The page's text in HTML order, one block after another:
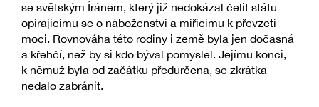
se světským Íránem, který již nedokázal čelit státu
opírajícímu se o náboženství a mířícímu k převzetí
moci. Rovnováha této rodiny i země byla jen dočasná
a křehčí, než by si kdo býval pomyslel. Jejímu konci,
k němuž byla od začátku předurčena, se zkrátka
nedalo zabránit.